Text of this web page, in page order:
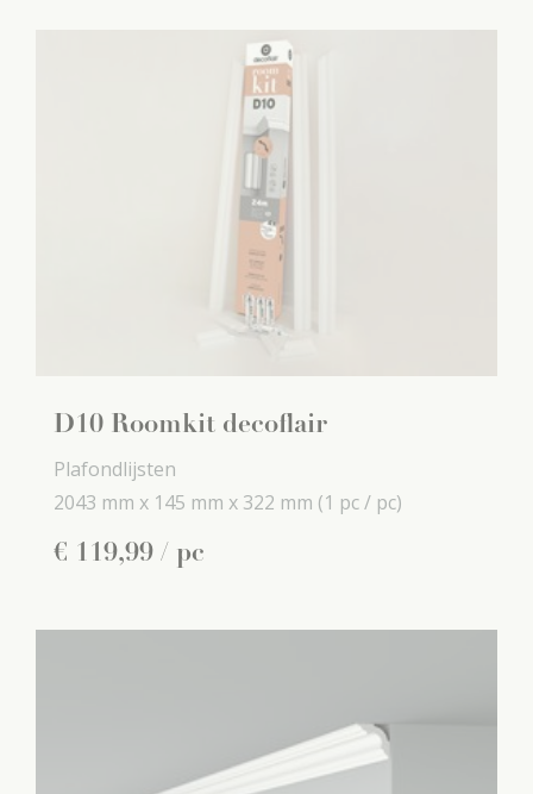
D10 Roomkit decoflair
Plafondlijsten
2043 mm x 145 mm x 322 mm (1 pc / pc)
€ 119,99 / pc